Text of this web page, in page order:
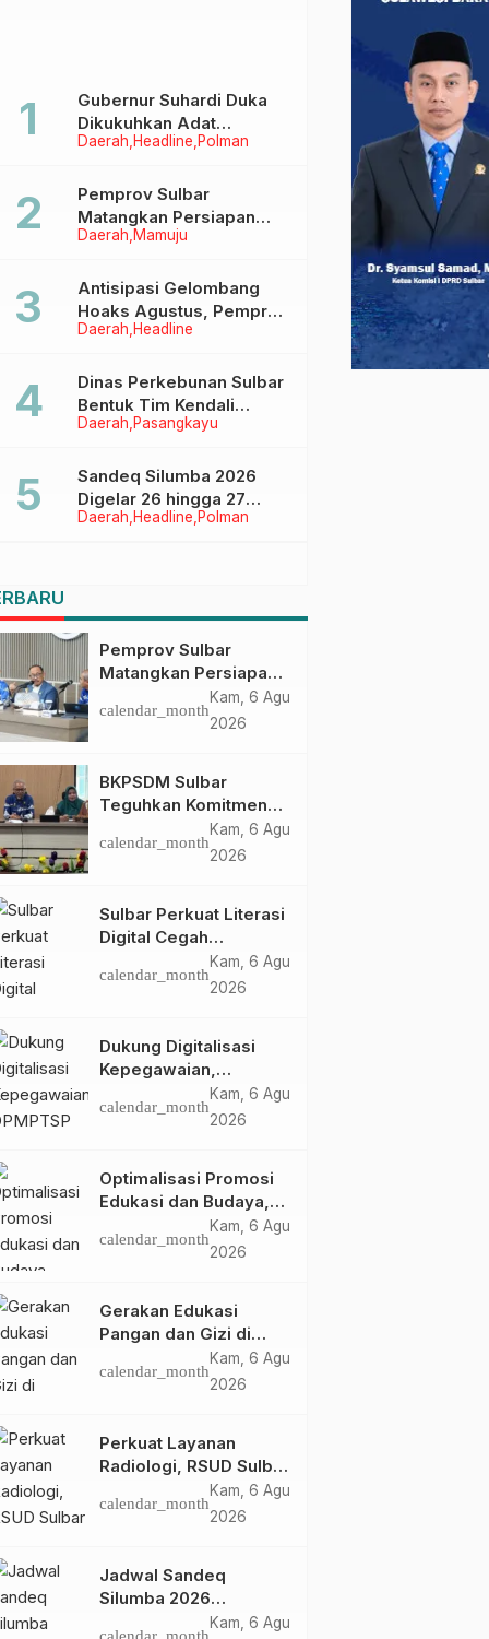
Daerah Headline Polman
Gubernur Suhardi Duka
Dikukuhkan Adat
Balanipa, Raih Gelar Sulo
Daerah Mamuju
Pemprov Sulbar
Matangkan Persiapan
HUT Ke-81 RI, Puncak
Ahmad Kirang
Daerah Headline
Antisipasi Gelombang
Hoaks Agustus, Pemprov
Sulbar Ajak Warga Jaga
Daerah Pasangkayu
Dinas Perkebunan Sulbar
Bentuk Tim Kendali
Internal ICS untuk Dukung
di Pasangkayu
Daerah Headline Polman
Sandeq Silumba 2026
Digelar 26 hingga 27
September, Rangkaian
Pemprov Sulbar
Matangkan Persiapan
HUT Ke-81 RI, Puncak
Upacara di Lapangan
calendar_month
Kam, 6 Agu
2026
BKPSDM Sulbar
Teguhkan Komitmen
Pengembangan
Kompetensi ASN
Perjanjian Tugas
Belajar 2026
calendar_month
Kam, 6 Agu
2026
Sulbar Perkuat Literasi
Digital Cegah
Kejahatan Love
Scamming
calendar_month
Kam, 6 Agu
2026
Dukung Digitalisasi
Kepegawaian,
DPMPTSP Sulbar Siap
Terapkan Aplikasi
calendar_month
Kam, 6 Agu
2026
Optimalisasi Promosi
Edukasi dan Budaya,
Anjungan Provinsi
Sulawesi Barat Perkuat
TMII
calendar_month
Kam, 6 Agu
2026
Gerakan Edukasi
Pangan dan Gizi di
Mamasa: Tingkatkan
Pengetahuan dan
calendar_month
Kam, 6 Agu
2026
Perkuat Layanan
Radiologi, RSUD Sulbar
Sambut Kembali dr. Iis
Imelda, Sp.Rad
calendar_month
Kam, 6 Agu
2026
Jadwal Sandeq
Silumba 2026
Kam, 6 Agu